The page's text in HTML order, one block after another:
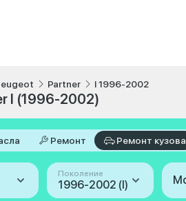
Partner I 1996-2002
I (1996-2002)
Ремонт Ремонт кузова
Поколение
1996-2002 (I)